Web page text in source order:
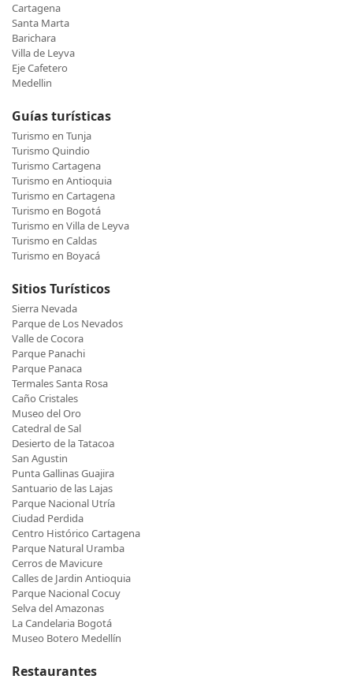
Cartagena
Santa Marta
Barichara
Villa de Leyva
Eje Cafetero
Medellin
Guías turísticas
Turismo en Tunja
Turismo Quindio
Turismo Cartagena
Turismo en Antioquia
Turismo en Cartagena
Turismo en Bogotá
Turismo en Villa de Leyva
Turismo en Caldas
Turismo en Boyacá
Sitios Turísticos
Sierra Nevada
Parque de Los Nevados
Valle de Cocora
Parque Panachi
Parque Panaca
Termales Santa Rosa
Caño Cristales
Museo del Oro
Catedral de Sal
Desierto de la Tatacoa
San Agustin
Punta Gallinas Guajira
Santuario de las Lajas
Parque Nacional Utría
Ciudad Perdida
Centro Histórico Cartagena
Parque Natural Uramba
Cerros de Mavicure
Calles de Jardin Antioquia
Parque Nacional Cocuy
Selva del Amazonas
La Candelaria Bogotá
Museo Botero Medellín
Restaurantes